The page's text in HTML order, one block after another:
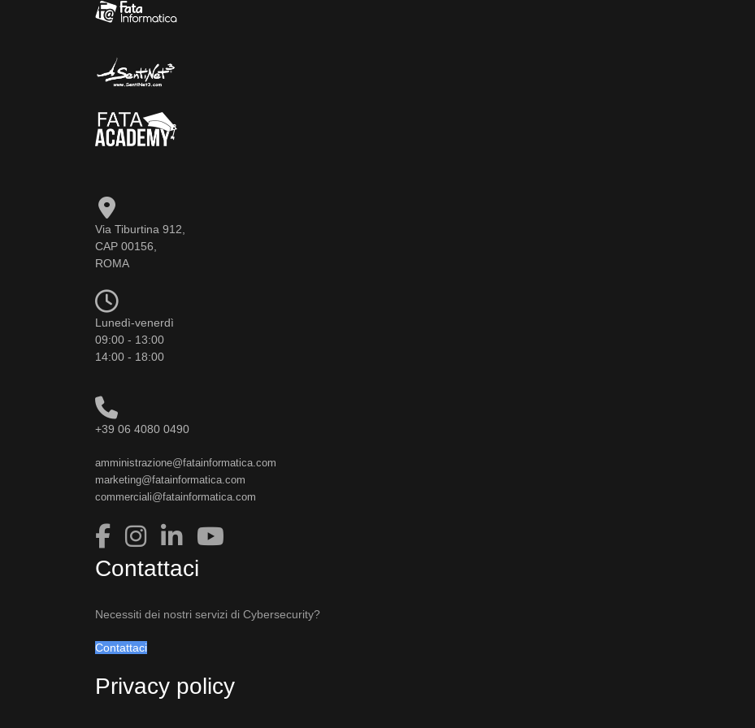
Via Tiburtina 912,
CAP 00156,
ROMA
Lunedì-venerdì
09:00 - 13:00
14:00 - 18:00
+39 06 4080 0490
amministrazione@fatainformatica.com
marketing@fatainformatica.com
commerciali@fatainformatica.com
Contattaci
Necessiti dei nostri servizi di Cybersecurity?
Contattaci
Privacy policy